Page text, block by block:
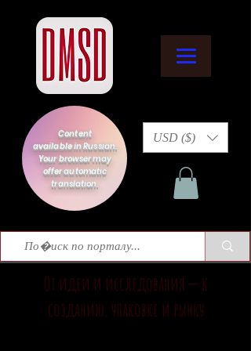
Content
available in Russian.
Your browser may
offer automatic
translation.
USD ($)
От идеи и исследования — к
созданию, упаковке и рынку